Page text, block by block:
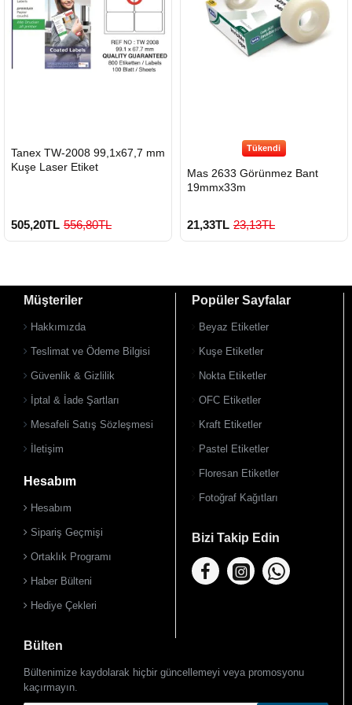
GÖNDERİ
900 TL Üzeri Kargo Ücretsiz
Tanex TW-2008 99,1x67,7 mm
Kuşe Laser Etiket
505,20TL 556,80TL
Tükendi
Mas 2633 Görünmez Bant
19mmx33m
21,33TL 23,13TL
Müşteriler
Hakkımızda
Teslimat ve Ödeme Bilgisi
Güvenlik & Gizlilik
İptal & İade Şartları
Mesafeli Satış Sözleşmesi
İletişim
Hesabım
Hesabım
Sipariş Geçmişi
Ortaklık Programı
Haber Bülteni
Hediye Çekleri
Popüler Sayfalar
Beyaz Etiketler
Kuşe Etiketler
Nokta Etiketler
OFC Etiketler
Kraft Etiketler
Pastel Etiketler
Floresan Etiketler
Fotoğraf Kağıtları
Bizi Takip Edin
Bülten
Bültenimize kaydolarak hiçbir güncellemeyi veya promosyonu
kaçırmayın.